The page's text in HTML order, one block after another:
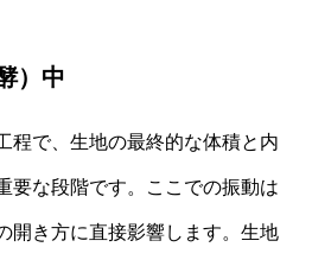
）中
程で、生地の最終的な体積と内
要な段階です。ここでの振動は
開き方に直接影響します。生地